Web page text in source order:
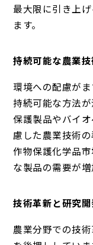
最大限に引き上
ます。
持続可能な農業
環境への配慮が
持続可能な方法
保護製品やバイ
慮した農業技術の
作物保護化学品
な製品の需要が増
技術革新と研究
農業分野での技